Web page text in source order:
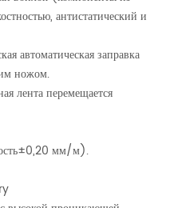
антистатический и
автоматическая заправка
ножом.
лента перемещается
±0,20 мм/м).